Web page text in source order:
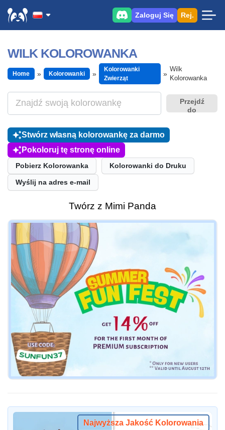
Zaloguj Się Rej.
WILK KOLOROWANKA
Home Kolorowanki
Kolorowanki
Zwierząt
Wilk
Kolorowanka
Przejdź
do
Stwórz własną kolorowankę za darmo
Pokoloruj tę stronę online
Pobierz Kolorowanka Kolorowanki do Druku
Wyślij na adres e-mail
Twórz z Mimi Panda
Najwyższa Jakość Kolorowania